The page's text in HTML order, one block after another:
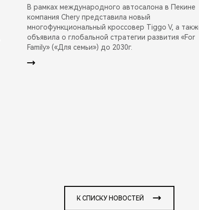
В рамках международного автосалона в Пекине
компания Chery представила новый
многофункциональный кроссовер Tiggo V, а
объявила о глобальной стратегии развития «For
Family» («Для семьи») до 2030г.
К СПИСКУ НОВОСТЕЙ